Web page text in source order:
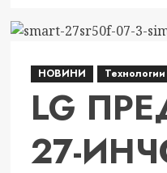
НОВИНИ Технологии
LG
27-